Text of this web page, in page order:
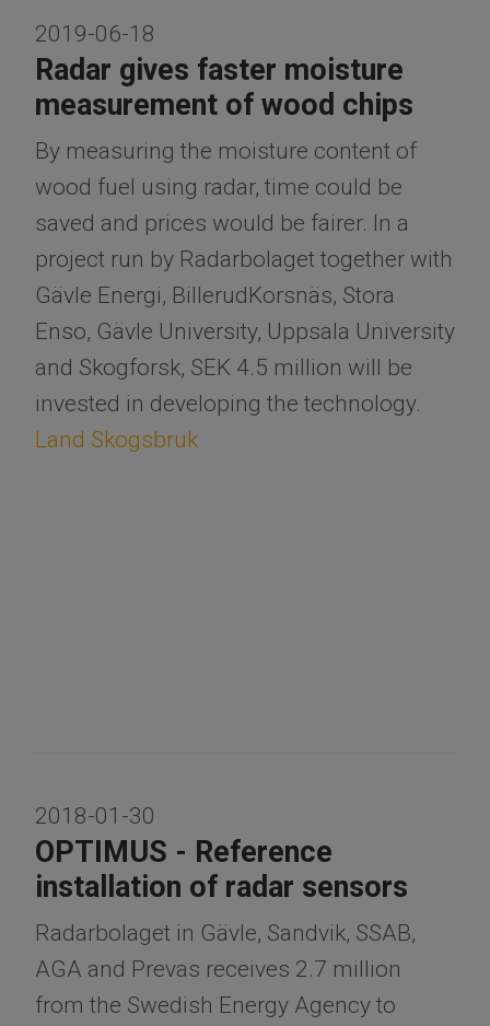
2019-06-18
Radar gives faster moisture
measurement of wood chips
By measuring the moisture content of
wood fuel using radar, time could be
saved and prices would be fairer. In a
project run by Radarbolaget together with
Gävle Energi, BillerudKorsnäs, Stora
Enso, Gävle University, Uppsala University
and Skogforsk, SEK 4.5 million will be
invested in developing the technology.
Land Skogsbruk
2018-01-30
OPTIMUS - Reference
installation of radar sensors
Radarbolaget in Gävle, Sandvik, SSAB,
AGA and Prevas receives 2.7 million
from the Swedish Energy Agency to